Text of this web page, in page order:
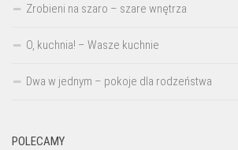
Zrobieni na szaro – szare wnętrza
O, kuchnia! – Wasze kuchnie
Dwa w jednym – pokoje dla rodzeństwa
POLECAMY